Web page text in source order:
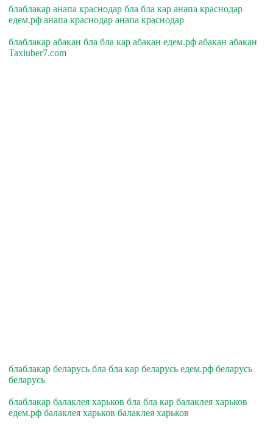
блаблакар анапа краснодар бла бла кар анапа краснодар
едем.рф анапа краснодар анапа краснодар
блаблакар абакан бла бла кар абакан едем.рф абакан абакан
Taxiuber7.com
блаблакар беларусь бла бла кар беларусь едем.рф беларусь
беларусь
блаблакар балаклея харьков бла бла кар балаклея харьков
едем.рф балаклея харьков балаклея харьков